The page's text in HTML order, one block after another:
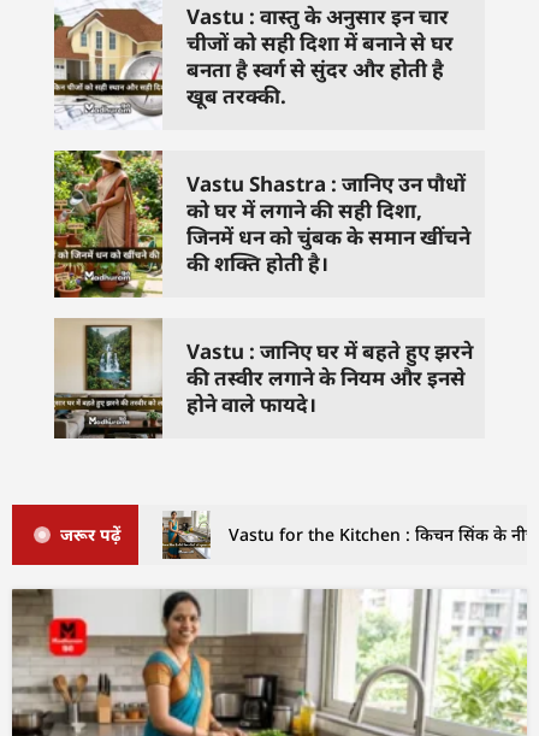
Vastu : वास्तु के अनुसार इन चार
चीजों को सही दिशा में बनाने से घर
बनता है स्वर्ग से सुंदर और होती है
खूब तरक्की.
Vastu Shastra : जानिए उन पौधों
को घर में लगाने की सही दिशा,
जिनमें धन को चुंबक के समान खींचने
की शक्ति होती है।
Vastu : जानिए घर में बहते हुए झरने
की तस्वीर लगाने के नियम और इनसे
होने वाले फायदे।
जरूर पढ़ें Vastu for the Kitchen : किचन सिंक के नीचे